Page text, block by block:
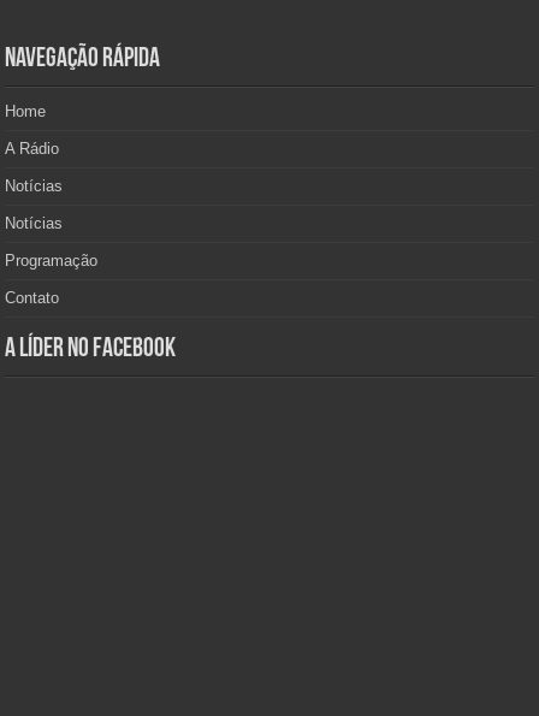
Navegação Rápida
Home
A Rádio
Notícias
Notícias
Programação
Contato
A Líder no Facebook